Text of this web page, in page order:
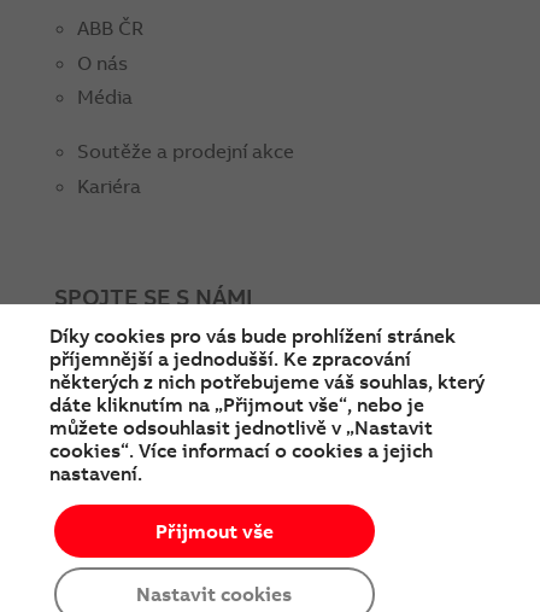
ABB ČR
O nás
Média
Soutěže a prodejní akce
Kariéra
SPOJTE SE S NÁMI
facebookinstagramLinkedintwitteryoutube
© Copyright 2026 ABB
Podmínky používání
Cookies a ochrana soukromí
Díky cookies pro vás bude prohlížení stránek
příjemnější a jednodušší. Ke zpracování
některých z nich potřebujeme váš souhlas, který
dáte kliknutím na „Přijmout vše“, nebo je
můžete odsouhlasit jednotlivě v „Nastavit
cookies“. Více informací o cookies a jejich
nastavení.
Nastavit cookies
Přijmout vše